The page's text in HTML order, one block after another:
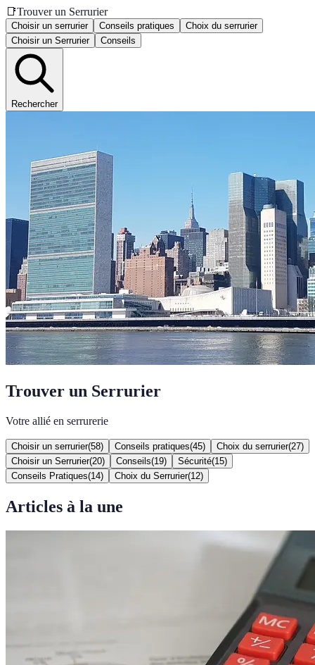
📑Trouver un Serrurier
Choisir un serrurier Conseils pratiques
Choix du serrurier
Choisir un Serrurier
Conseils
Rechercher
Trouver un Serrurier
Votre allié en serrurerie
Choisir un serrurier(58) Conseils pratiques(45) Choix du serrurier(27)
Choisir un Serrurier(20) Conseils(19) Sécurité(15)
Conseils Pratiques(14) Choix du Serrurier(12)
Articles à la une